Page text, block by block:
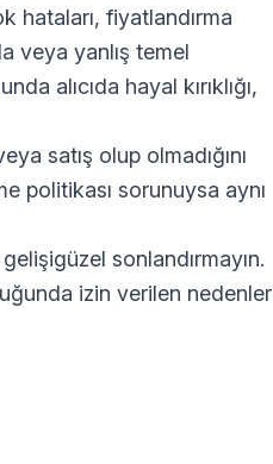
hataları, fiyatlandırma
veya yanlış temel
alıcıda hayal kırıklığı,
satış olup olmadığını
politikası sorunuysa aynı
sonlandırmayın.
izin verilen nedenler